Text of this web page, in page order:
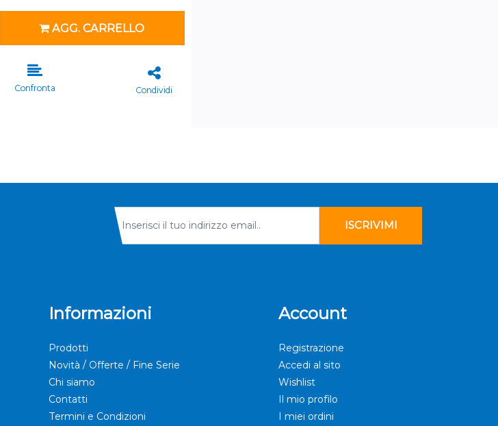
AGG. CARRELLO
Confronta Condividi
Informazioni
Prodotti
Novità / Offerte / Fine Serie
Chi siamo
Contatti
Termini e Condizioni
Account
Registrazione
Accedi al sito
Wishlist
Il mio profilo
I miei ordini